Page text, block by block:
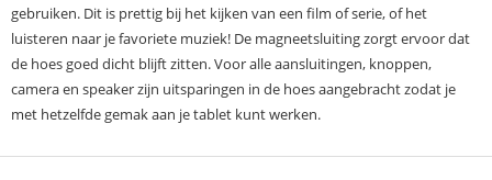
gebruiken. Dit is prettig bij het kijken van een film of serie, of het
luisteren naar je favoriete muziek! De magneetsluiting zorgt ervoor dat
de hoes goed dicht blijft zitten. Voor alle aansluitingen, knoppen,
camera en speaker zijn uitsparingen in de hoes aangebracht zodat je
met hetzelfde gemak aan je tablet kunt werken.